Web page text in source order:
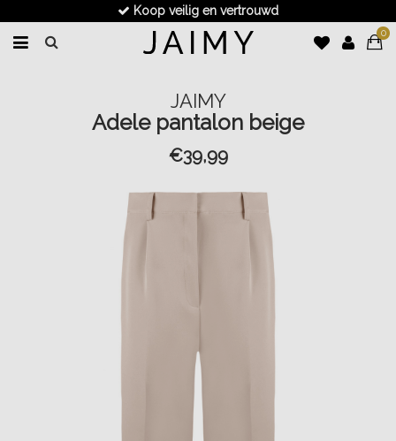
Koop veilig en vertrouwd
0
JAIMY
Adele pantalon beige
€39,99